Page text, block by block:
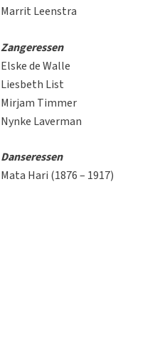
Marrit Leenstra
Zangeressen
Elske de Walle
Liesbeth List
Mirjam Timmer
Nynke Laverman
Danseressen
Mata Hari (1876 – 1917)